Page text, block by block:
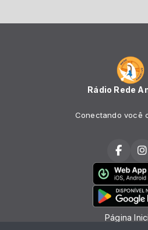
Rádio Rede
Conectando você
Página